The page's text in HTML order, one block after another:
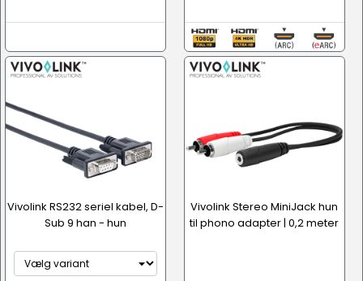
Vivolink RS232 seriel kabel, D-
Sub 9 han - hun
Vivolink Stereo MiniJack hun
til phono adapter | 0,2 meter